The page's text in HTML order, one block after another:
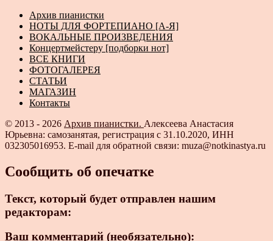
Архив пианистки
НОТЫ ДЛЯ ФОРТЕПИАНО [А-Я]
ВОКАЛЬНЫЕ ПРОИЗВЕДЕНИЯ
Концертмейстеру [подборки нот]
ВСЕ КНИГИ
ФОТОГАЛЕРЕЯ
СТАТЬИ
МАГАЗИН
Контакты
© 2013 - 2026 Архив пианистки. Алексеева Анастасия
Юрьевна: самозанятая, регистрация с 31.10.2020, ИНН
032305016953. E-mail для обратной связи: muza@notkinastya.ru
Сообщить об опечатке
Текст, который будет отправлен нашим
редакторам:
Ваш комментарий (необязательно):